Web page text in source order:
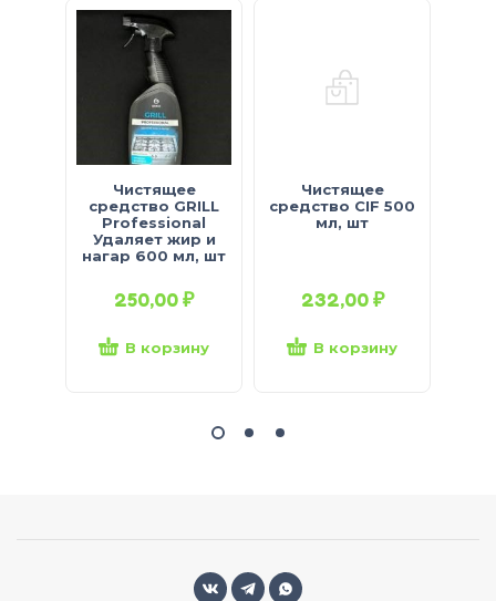
Чистящее
средство GRILL
Professional
Удаляет жир и
нагар 600 мл, шт
250,00₽
В корзину
Чистящее
средство CIF 500
мл, шт
232,00₽
В корзину